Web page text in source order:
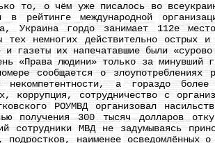
о чём уже писалось во
в рейтинге международной
Украина гордо занимает 112е
немногих действительно острых
и газеты их напечатавшие были
«Права людини» только за минувший
сообщается о злоупотреблениях
некомпетентности, а гораздо
коррупция, сотрудничество с
РОУМВД организовал
получения 300 тысяч долларов
сотрудники МВД не задумываясь
подростков, наименее